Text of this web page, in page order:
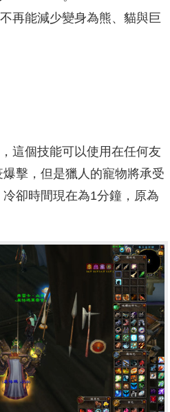
再能減少變身為熊、貓與巨
這個技能可以使用在任何友
擊，但是獵人的寵物將承受
卻時間現在為1分鐘，原為